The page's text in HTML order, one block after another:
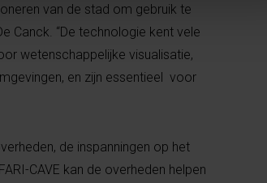
van de stad om gebruik te
Canck. “De technologie kent vele
wetenschappelijke visualisatie,
en zijn essentieel ​ voor
de inspanningen op het
CAVE kan de overheden helpen